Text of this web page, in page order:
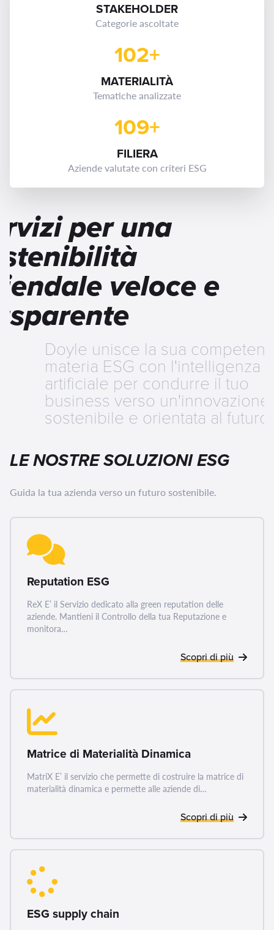
STAKEHOLDER
Categorie ascoltate
102+
MATERIALITÀ
Tematiche analizzate
109+
FILIERA
Aziende valutate con criteri ESG
per una
veloce e
Doyle unisce la sua
materia ESG con l'intelligenza
artificiale per condurre il tuo
business verso un'innovazione
sostenibile e orientata al futuro.
LE NOSTRE SOLUZIONI ESG
Guida la tua azienda verso un futuro sostenibile.
Reputation ESG
ReX E’ il Servizio dedicato alla green reputation delle
aziende. Mantieni il Controllo della tua Reputazione e
monitora…
Scopri di più
Matrice di Materialità Dinamica
MatriX E’ il servizio che permette di costruire la matrice di
materialità dinamica e permette alle aziende di…
Scopri di più
ESG supply chain